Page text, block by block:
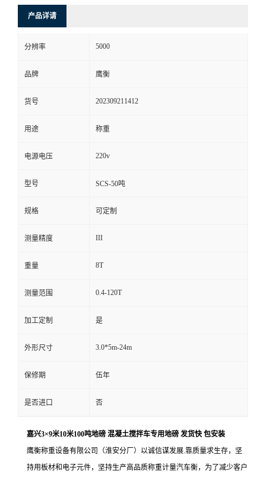
产品详请
分辨率 5000
品牌 鹰衡
货号 202309211412
用途 称重
电源电压 220v
型号 SCS-50吨
规格 可定制
测量精度 III
重量 8T
测量范围 0.4-120T
加工定制 是
外形尺寸 3.0*5m-24m
保修期 伍年
是否进口 否
嘉兴3×9米10米100吨地磅 混凝土搅拌车专用地磅 发货快 包安装
鹰衡称重设备有限公司（淮安分厂）以诚信谋发展.靠质量求生存，坚
持用板材和电子元件，坚持生产高品质称重计量汽车衡，为了减少客户